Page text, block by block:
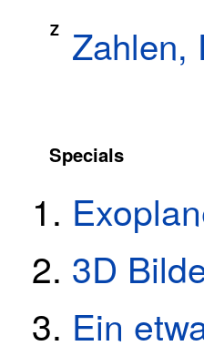
Z Zahlen,
Specials
3D
Ein